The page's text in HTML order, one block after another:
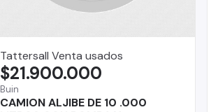
Tattersall Venta usados
Buin
CAMION ALJIBE DE 10 .000
$21.900.000